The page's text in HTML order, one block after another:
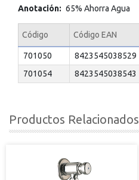
Anotación 65% Ahorra Agua
Código Código EAN
701050 8423545038529
701054
8423545038543
Productos Relacionados